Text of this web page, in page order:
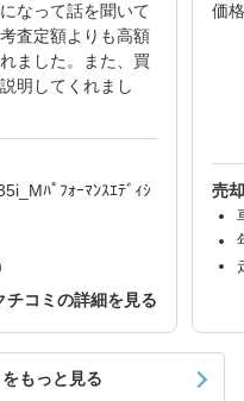
なって話を聞いて
査定額よりも高額
ました。また、買
明してくれまし
ﾊﾟﾌｫｰﾏﾝｽｴﾃﾞｨｼ
チコミの詳細を見る
価
売
もっと見る